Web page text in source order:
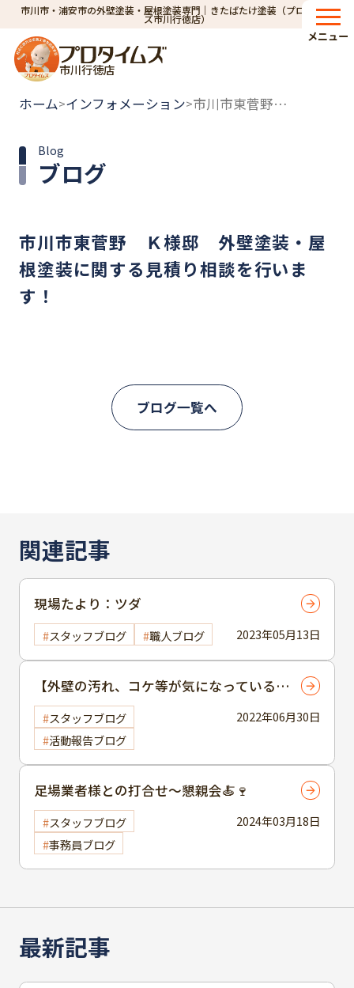
市川市・浦安市の外壁塗装・屋根塗装専門｜きたばたけ塗装（プロタイム
ズ市川行徳店）
市川行徳店
メニュー
ホーム>インフォメーション> 市川市東菅野 Ｋ様邸 外壁塗装・屋根塗装に関する見積り相談を行います！
ブログ
Blog
市川市東菅野 Ｋ様邸 外壁塗装・屋
根塗装に関する見積り相談を行いま
す！
ブログ一覧へ
最新記事
関連記事
2023年05月13日
現場たより：ツダ
スタッフブログ 職人ブログ
2022年06月30日
【外壁の汚れ、コケ等が気になっている方
へ外壁、屋根塗装のご提案】
スタッフブログ
活動報告ブログ
2024年03月18日
足場業者様との打合せ～懇親会🍝🍷
スタッフブログ
事務員ブログ